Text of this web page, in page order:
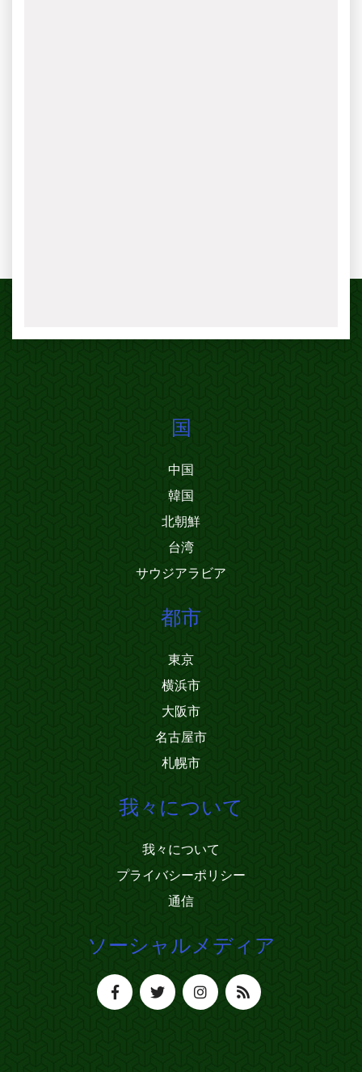
国
中国
韓国
北朝鮮
台湾
サウジアラビア
都市
東京
横浜市
大阪市
名古屋市
札幌市
我々について
我々について
プライバシーポリシー
通信
ソーシャルメディア